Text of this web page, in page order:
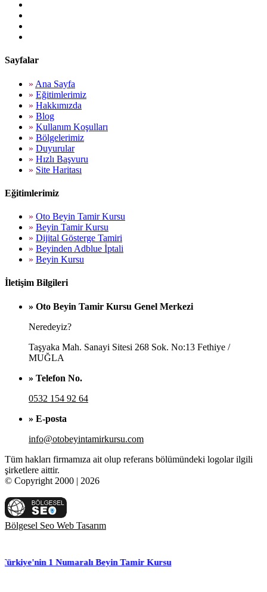
Sayfalar
» Ana Sayfa
» Eğitimlerimiz
» Hakkımızda
» Blog
» Kullanım Koşulları
» Bölgelerimiz
» Duyurular
» Hızlı Başvuru
» Site Haritası
Eğitimlerimiz
» Oto Beyin Tamir Kursu
» Beyin Tamir Kursu
» Dijital Gösterge Tamiri
» Beyinden Adblue İptali
» Beyin Kursu
İletişim Bilgileri
» Oto Beyin Tamir Kursu Genel Merkezi
Neredeyiz?
Taşyaka Mah. Sanayi Sitesi 268 Sok. No:13 Fethiye /
MUĞLA
» Telefon No.
0532 154 92 64
» E-posta
info@otobeyintamirkursu.com
Tüm hakları firmamıza ait olup referans bölümündeki logolar ilgili
şirketlere aittir.
© Copyright 2000 | 2026
Bölgesel Seo Web Tasarım
1 Numaralı Beyin Tamir Kursu